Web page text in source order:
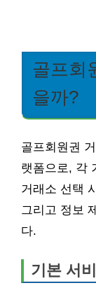
골프회
을까?
골프회원권
랫폼으로, 각
거래소 선택
그리고 정보
다.
기본 서